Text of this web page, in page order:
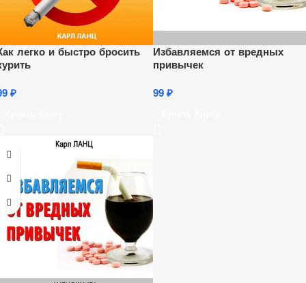
легко и быстро бросить
₽
Избавляемся от вредных
привычек
99 ₽